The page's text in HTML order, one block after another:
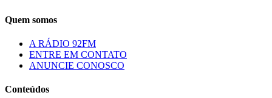
Quem somos
A RÁDIO 92FM
ENTRE EM CONTATO
ANUNCIE CONOSCO
Conteúdos